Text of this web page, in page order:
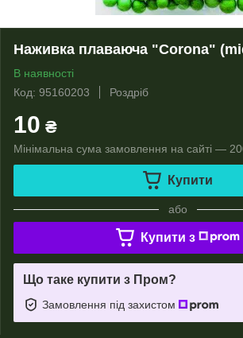
Наживка плаваюча "Corona"
В наявності
Код: 95160203
Роздріб
10 ₴
Мінімальна сума замовлення на сайті —
Купити
або
Купити з
Що таке купити з Пром?
Замовлення під захистом